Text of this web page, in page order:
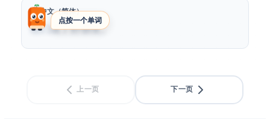
点按一个单词
中文（简体）
他们成了好朋友。
上一页 下一页